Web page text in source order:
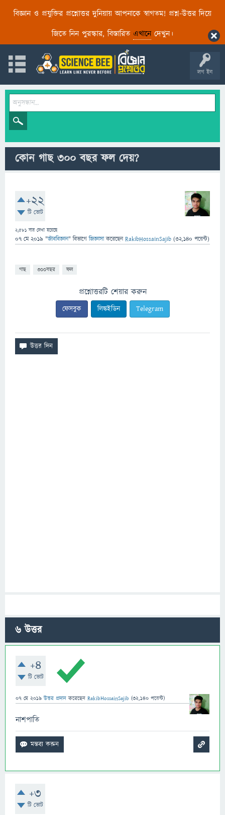
বিজ্ঞান ও প্রযুক্তির প্রশ্নোত্তর দুনিয়ায় আপনাকে স্বাগতম! প্রশ্ন-উত্তর দিয়ে
জিতে নিন পুরস্কার, বিস্তারিত এখানেদেখুন।
লগ ইন
কোন গাছ ৩০০ বছর ফল দেয়?
+22
টি ভোট
2,581 বার দেখা হয়েছে
07 মে 2019 "জীববিজ্ঞান" বিভাগে জিজ্ঞাসাকরেছেনRakibHossainSajib (32,140 পয়েন্ট)
গাছ ৩০০বছর ফল
প্রশ্নোত্তরটি শেয়ার করুন
ফেসবুক লিঙ্কইডিন Telegram
6উত্তর
+4
টি ভোট
07 মে 2019 উত্তর প্রদান করেছেন RakibHossainSajib (32,140 পয়েন্ট)
নাশপাতি
+3
টি ভোট